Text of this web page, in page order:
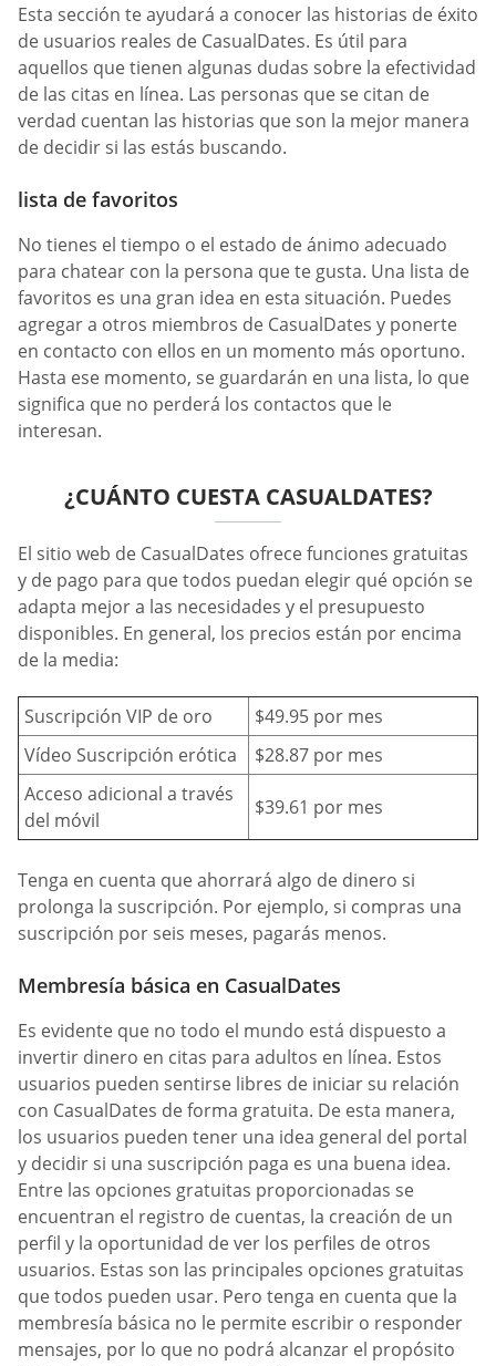
Esta sección te ayudará a conocer las historias de éxito
de usuarios reales de CasualDates. Es útil para
aquellos que tienen algunas dudas sobre la efectividad
de las citas en línea. Las personas que se citan de
verdad cuentan las historias que son la mejor manera
de decidir si las estás buscando.
lista de favoritos
No tienes el tiempo o el estado de ánimo adecuado
para chatear con la persona que te gusta. Una lista de
favoritos es una gran idea en esta situación. Puedes
agregar a otros miembros de CasualDates y ponerte
en contacto con ellos en un momento más oportuno.
Hasta ese momento, se guardarán en una lista, lo que
significa que no perderá los contactos que le
interesan.
¿CUÁNTO CUESTA СASUALDATES?
El sitio web de СasualDates ofrece funciones gratuitas
y de pago para que todos puedan elegir qué opción se
adapta mejor a las necesidades y el presupuesto
disponibles. En general, los precios están por encima
de la media:
Suscripción VIP de oro
$49.95 por mes
Vídeo Suscripción erótica
$28.87 por mes
Acceso adicional a través
del móvil
$39.61 por mes
Tenga en cuenta que ahorrará algo de dinero si
prolonga la suscripción. Por ejemplo, si compras una
suscripción por seis meses, pagarás menos.
Membresía básica en СasualDates
Es evidente que no todo el mundo está dispuesto a
invertir dinero en citas para adultos en línea. Estos
usuarios pueden sentirse libres de iniciar su relación
con CasualDates de forma gratuita. De esta manera,
los usuarios pueden tener una idea general del portal
y decidir si una suscripción paga es una buena idea.
Entre las opciones gratuitas proporcionadas se
encuentran el registro de cuentas, la creación de un
perfil y la oportunidad de ver los perfiles de otros
usuarios. Estas son las principales opciones gratuitas
que todos pueden usar. Pero tenga en cuenta que la
membresía básica no le permite escribir o responder
mensajes, por lo que no podrá alcanzar el propósito